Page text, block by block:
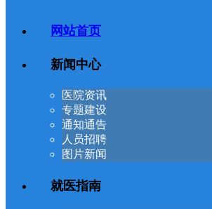
网站首页
新闻中心
医院资讯
专题建设
通知通告
人员招聘
图片新闻
就医指南